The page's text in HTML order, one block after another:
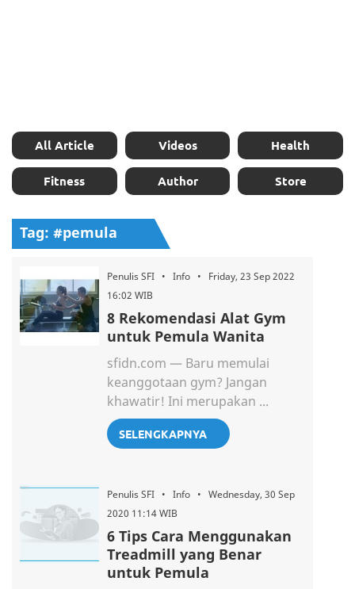
All Article Videos Health
Fitness Author Store
Tag: #pemula
Penulis SFI • Info • Friday, 23 Sep 2022
16:02 WIB
8 Rekomendasi Alat Gym
untuk Pemula Wanita
sfidn.com — Baru memulai
keanggotaan gym? Jangan
khawatir! Ini merupakan ...
SELENGKAPNYA
Penulis SFI • Info • Wednesday, 30 Sep
2020 11:14 WIB
6 Tips Cara Menggunakan
Treadmill yang Benar
untuk Pemula